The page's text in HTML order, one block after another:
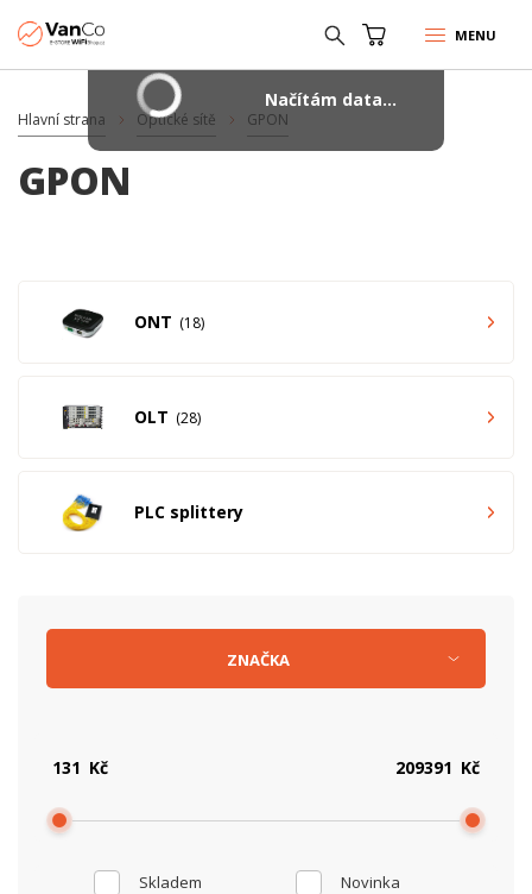
MENU
Hlavní strana Optické sítě GPON
GPON
ONT 18
OLT 28
PLC splittery
Skladem
Novinka
Kč Kč
ZNAČKA
Načítám data...